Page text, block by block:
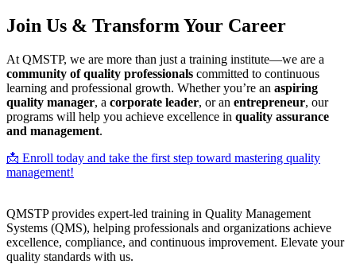
Join Us & Transform Your Career
At QMSTP, we are more than just a training institute—we are a
community of quality professionals committed to continuous
learning and professional growth. Whether you’re an aspiring
quality manager, a corporate leader, or an entrepreneur, our
programs will help you achieve excellence in quality assurance
and management.
📩 Enroll today and take the first step toward mastering quality
management!
QMSTP provides expert-led training in Quality Management
Systems (QMS), helping professionals and organizations achieve
excellence, compliance, and continuous improvement. Elevate your
quality standards with us.